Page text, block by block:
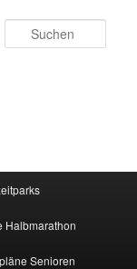
Halbmarathon
Senioren